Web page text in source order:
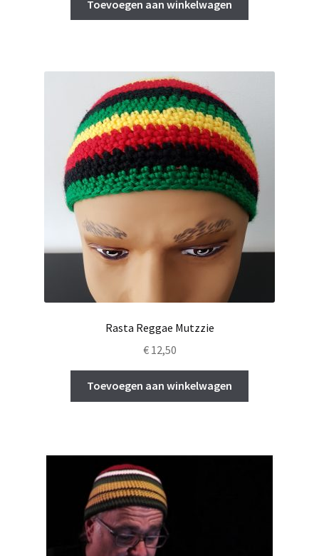
Toevoegen aan winkelwagen
Rasta Reggae Mutzzie
€12,50
Toevoegen aan winkelwagen